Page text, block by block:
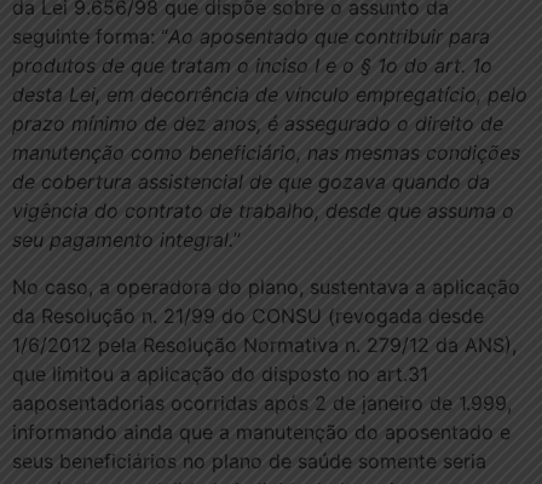
da Lei 9.656/98 que dispõe sobre o assunto da
seguinte forma: “Ao aposentado que contribuir para
produtos de que tratam o inciso I e o § 1o do art. 1o
desta Lei, em decorrência de vínculo empregatício, pelo
prazo mínimo de dez anos, é assegurado o direito de
manutenção como beneficiário, nas mesmas condições
de cobertura assistencial de que gozava quando da
vigência do contrato de trabalho, desde que assuma o
seu pagamento integral.”
No caso, a operadora do plano, sustentava a aplicação
da Resolução n. 21/99 do CONSU (revogada desde
1/6/2012 pela Resolução Normativa n. 279/12 da ANS),
que limitou a aplicação do disposto no art.31
aaposentadorias ocorridas após 2 de janeiro de 1.999,
informando ainda que a manutenção do aposentado e
seus beneficiários no plano de saúde somente seria